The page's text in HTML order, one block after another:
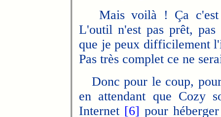
Mais voilà ! Ça c'est
L'outil n'est pas prêt, pas
que je peux difficilement
Pas très complet ce ne
Donc pour le coup,
en attendant que Cozy
Internet [6] pour